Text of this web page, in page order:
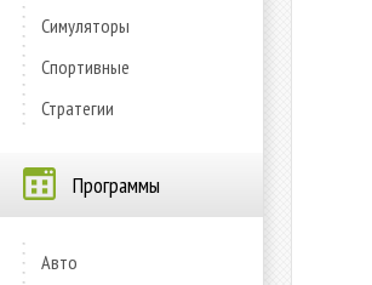
Симуляторы
Спортивные
Стратегии
Программы
Авто